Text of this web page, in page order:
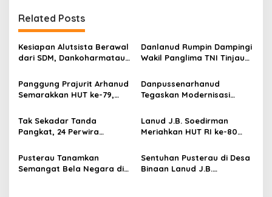
a
v
i
a
i
n
Related Posts
Kesiapan Alutsista Berawal
dari SDM, Dankoharmatau
dan Budaya Keselamatan
Danlanud Rumpin Dampingi
Wakil Panglima TNI Tinjau
Desa di Bogor
Panggung Prajurit Arhanud
Semarakkan HUT ke-79,
Menyatu dalam Irama
Kebersamaan
Danpussenarhanud
Tegaskan Modernisasi
Tradisi Korps Pati HUT ke-
79 Arhanud
Tak Sekadar Tanda
Pangkat, 24 Perwira
Amanah Baru
Lanud J.B. Soedirman
Meriahkan HUT RI ke-80
Danlanud Cup 2025
Pusterau Tanamkan
Semangat Bela Negara di
Sentuhan Pusterau di Desa
Binaan Lanud J.B.